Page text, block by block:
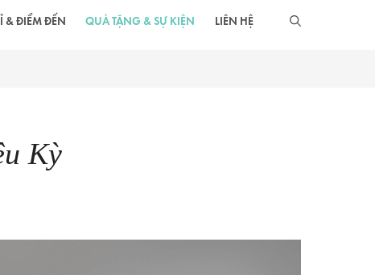
& ĐIỂM ĐẾN QUÀ TẶNG & SỰ KIỆN LIÊN HỆ
Kỳ